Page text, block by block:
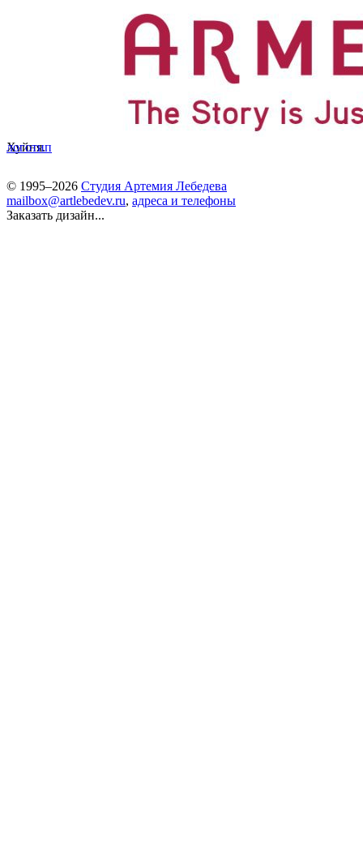
Хуйня.
логотип
© 1995–2026 Студия Артемия Лебедева
mailbox@artlebedev.ru, адреса и телефоны
Заказать дизайн...